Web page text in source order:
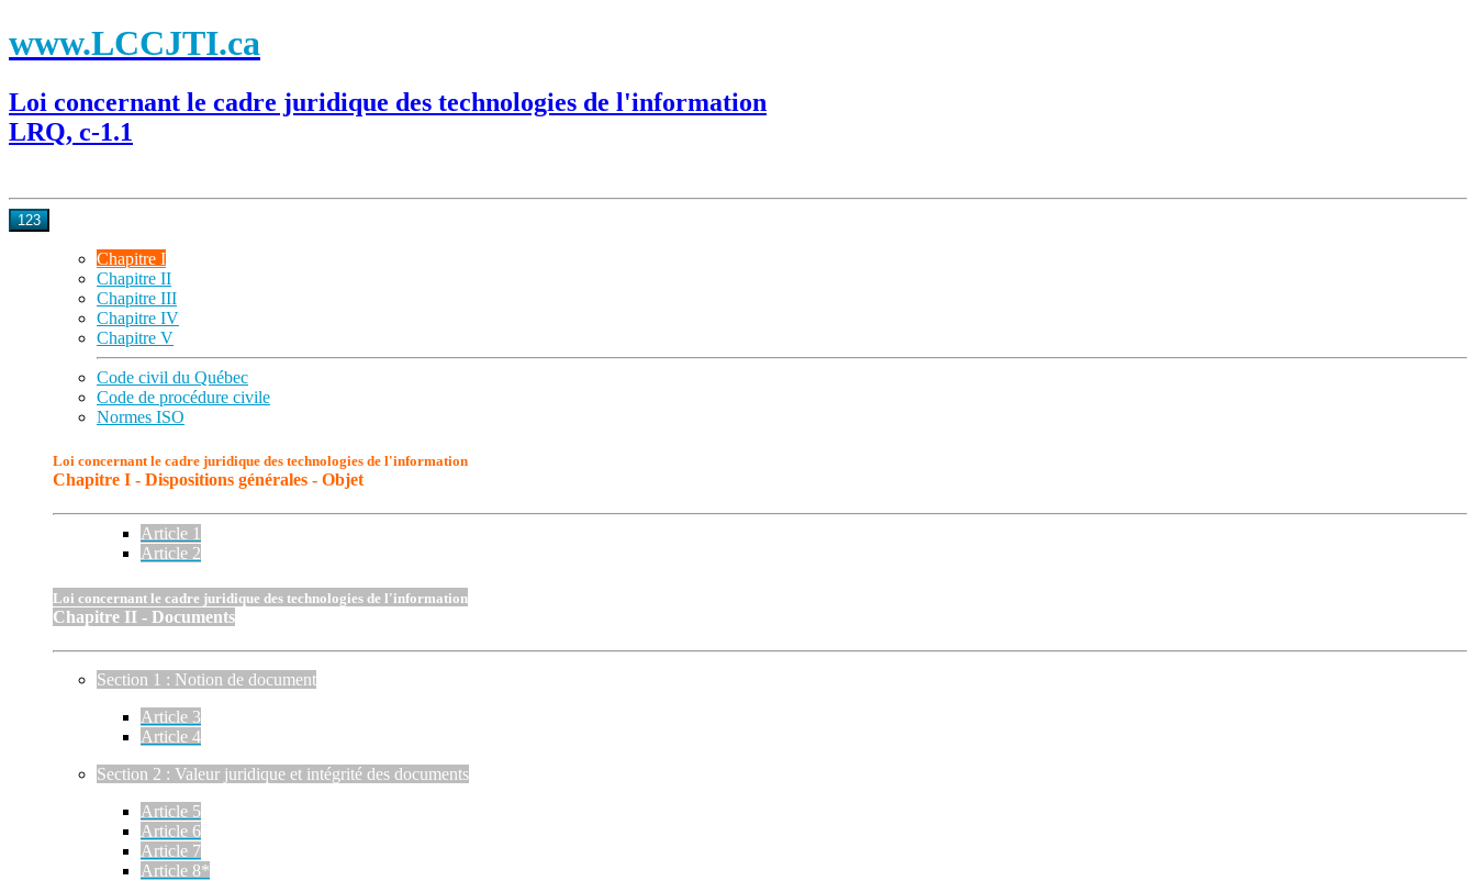
www.LCCJTI.ca
Loi concernant le cadre juridique des technologies de l'information
LRQ, c-1.1
123
Chapitre I
Chapitre II
Chapitre III
Chapitre IV
Chapitre V
Code civil du Québec
Code de procédure civile
Normes ISO
Loi concernant le cadre juridique des technologies de l'information
Chapitre I - Dispositions générales - Objet
Article 1
Article 2
Loi concernant le cadre juridique des technologies de l'information
Chapitre II - Documents
Section 1 : Notion de document
Article 3
Article 4
Section 2 : Valeur juridique et intégrité des documents
Article 5
Article 6
Article 7
Article 8*